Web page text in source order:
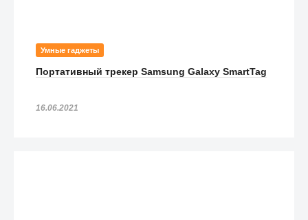
Умные гаджеты
Портативный трекер Samsung Galaxy SmartTag
16.06.2021